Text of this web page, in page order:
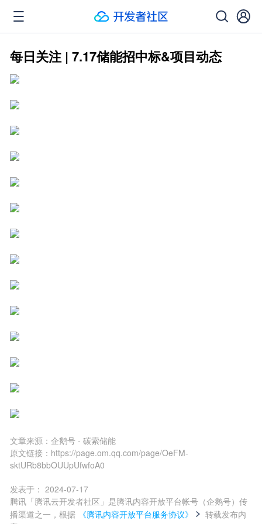
每日关注 | 7.17储能招中标&项目动态
文章来源： 企鹅号 - 碳索储能
原文链接： https://page.om.qq.com/page/OeFM-
sktURb8bbOUUpUfwfoA0
发表于： 2024-07-17
腾讯「腾讯云开发者社区」是腾讯内容开放平台帐号（企鹅号）传
播渠道之一，根据
《腾讯内容开放平台服务协议》
转载发布内